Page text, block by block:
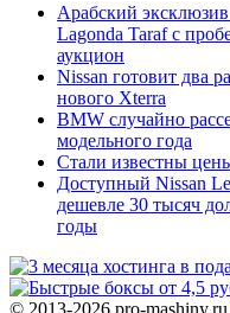
Арабский
Lagonda Taraf с
аукцион
Nissan готовит два
нового Xterra
BMW случайно
модельного года
Стали известны
Доступный Nissan
дешевле 30 тысяч
годы
© 2013-2026 pro-mashiny.ru